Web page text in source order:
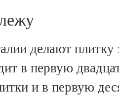
делают
в первую
и в первую